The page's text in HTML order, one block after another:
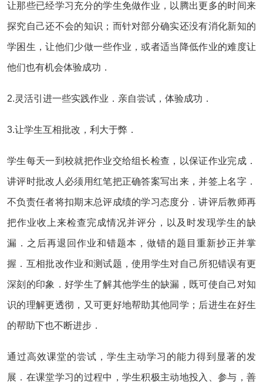
让那些已经学习充分的学生免做作业，以腾出更多的时间来
探究自己还不会的知识；而针对部分确实还没有消化新知的
学困生，让他们少做一些作业，或者适当降低作业的难度让
他们也有机会体验成功．
2.灵活引进一些实践作业．亲自尝试，体验成功．
3.让学生互相批改，利大于弊．
学生每天一到校就把作业交给组长检查，以保证作业完成．
讲评时批改人必须用红笔把正确答案写出来，并签上名字．
不负责任者将扣期末总评成绩的学习态度分．讲评后教师再
把作业收上来检查完成情况并评分，以及时发现学生的缺
漏．之后再退回作业和错题本，做错的题目重新抄正并掌
握．互相批改作业和测试题，使用学生对自己所犯错误有更
深刻的印象．好学生了解其他学生的缺漏，既可使自己对知
识的理解更透彻，又可更好地帮助其他同学；后进生在好生
的帮助下也不断进步．
通过高效课堂的尝试，学生主动学习的能力得到显著的发
展．在课堂学习的过程中，学生积极主动地投入、参与，善